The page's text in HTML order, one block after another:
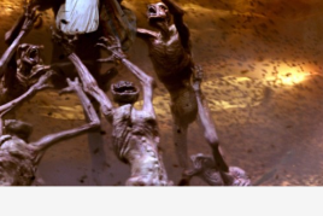
No image